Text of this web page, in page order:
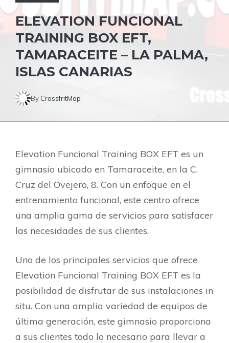
ELEVATION FUNCIONAL
TRAINING BOX EFT,
TAMARACEITE – LA PALMA,
ISLAS CANARIAS
By CrossfritMap
Elevation Funcional Training BOX EFT es un
gimnasio ubicado en Tamaraceite, en la C.
Cruz del Ovejero, 8. Con un enfoque en el
entrenamiento funcional, este centro ofrece
una amplia gama de servicios para satisfacer
las necesidades de sus clientes.
Uno de los principales servicios que ofrece
Elevation Funcional Training BOX EFT es la
posibilidad de disfrutar de sus instalaciones in
situ. Con una amplia variedad de equipos de
última generación, este gimnasio proporciona
a sus clientes todo lo necesario para llevar a